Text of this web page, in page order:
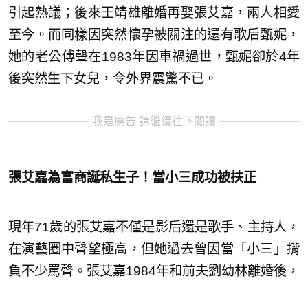
引起熱議；後來王靖雄離婚再娶張艾嘉，兩人相愛
至今。而同樣因突然懷孕被關注的還有歌后甄妮，
她的老公傅聲在1983年因車禍過世，甄妮卻於4年
後突然生下女兒，令外界震驚不已。
我是廣告 請繼續往下閱讀
張艾嘉為富商誕私生子！當小三成功被扶正
現年71歲的張艾嘉不僅是影后還是歌手、主持人，
在演藝圈中聲望極高，但她過去曾因當「小三」揹
負不少罵聲。張艾嘉1984年和前夫劉幼林離婚後，